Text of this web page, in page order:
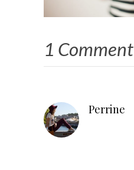
1 Comment
Perrine